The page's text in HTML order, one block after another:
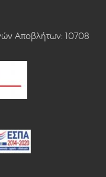
Αποβλήτων: 10708